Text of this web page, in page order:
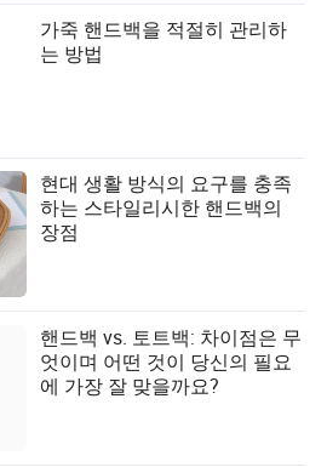
가죽 핸드백을 적절히 관리하
는 방법
현대 생활 방식의 요구를 충족
하는 스타일리시한 핸드백의
장점
핸드백 vs. 토트백: 차이점은 무
엇이며 어떤 것이 당신의 필요
에 가장 잘 맞을까요?